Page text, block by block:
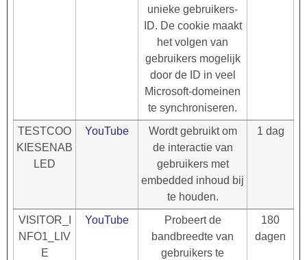
unieke gebruikers-
ID. De cookie maakt
het volgen van
gebruikers mogelijk
door de ID in veel
Microsoft-domeinen
te synchroniseren.
TESTCOO
KIESENAB
LED
YouTube
Wordt gebruikt om
de interactie van
gebruikers met
embedded inhoud bij
te houden.
1 dag
VISITOR_I
NFO1_LIV
E
YouTube
Probeert de
bandbreedte van
gebruikers te
180
dagen